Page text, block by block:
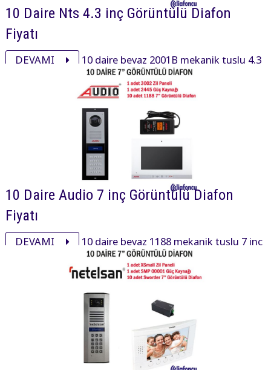
10 Daire Nts 4.3 inç Görüntülü Diafon
Fiyatı
DEVAMI
10 daire beyaz 2001B mekanik tuşlu 4.3
inç daire içi cihaz, 8003 mekanik butonlu zil paneli ve
aksesuarı ile görüntülü diafon paketi 18835₺ dir.
10 Daire Audio 7 inç Görüntülü Diafon
Fiyatı
DEVAMI
10 daire beyaz 1188 mekanik tuşlu 7 inç
daire içi cihaz, 3002 mekanik butonlu zil paneli ve
aksesuarı ile görüntülü diafon paketi 35900₺ dir.